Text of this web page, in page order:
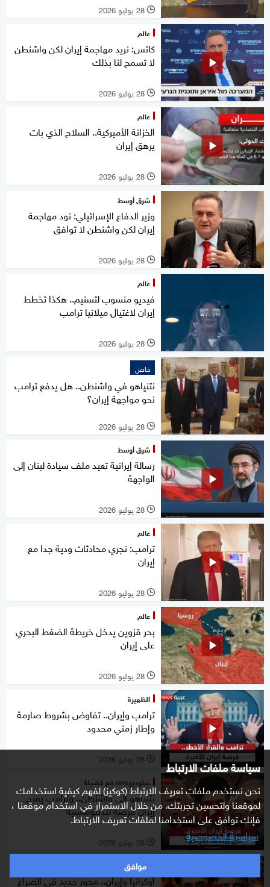
سياسة ملفات الارتباط
نحن نستخدم ملفات تعريف الارتباط (كوكيز) لفهم كيفية استخدامك
لموقعنا ولتحسين تجربتك. من خلال الاستمرار في استخدام موقعنا ،
فإنك توافق على استخدامنا لملفات تعريف الارتباط.
سياسية الخصوصية
موافق
l 28 يوليو 2026
عالم
كاتس: نريد مهاجمة إيران لكن واشنطن
لا تسمح لنا بذلك
l 28 يوليو 2026
عالم
الخزانة الأميركية.. السلاح الذي بات
يرهق إيران
l 28 يوليو 2026
شرق أوسط
وزير الدفاع الإسرائيلي: نود مهاجمة
إيران لكن واشنطن لا توافق
l 28 يوليو 2026
عالم
فيديو منسوب لتسنيم.. هكذا تخطط
إيران لاغتيال ميلانيا ترامب
l 28 يوليو 2026
خاص
نتنياهو في واشنطن.. هل يدفع ترامب
نحو مواجهة إيران؟
l 28 يوليو 2026
شرق أوسط
رسالة إيرانية تعيد ملف سيادة لبنان إلى
الواجهة
l 28 يوليو 2026
عالم
ترامب: نجري محادثات ودية جدا مع
إيران
l 28 يوليو 2026
عالم
بحر قزوين يدخل خريطة الضغط البحري
على إيران
l 28 يوليو 2026
الظهيرة
ترامب وإيران.. تفاوض بشروط صارمة
وإطار زمني محدود
l 28 يوليو 2026
ستوديوone مع فضيلة
نتنياهو إلى واشنطن.. وترامب يمنح
إيران فرصة للدبلوماسية
l 28 يوليو 2026
غرفة الأخبار
أوكرانيا وإيران.. محور جديد في الصراع